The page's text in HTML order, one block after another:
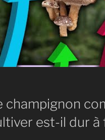
champignon
est-il dur à